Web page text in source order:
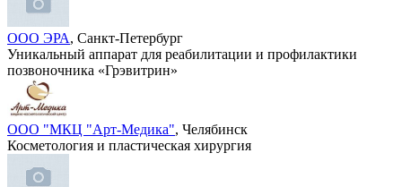
ООО ЭРА, Санкт-Петербург
Уникальный аппарат для реабилитации и профилактики
позвоночника «Грэвитрин»
ООО "МКЦ "Арт-Медика", Челябинск
Косметология и пластическая хирургия